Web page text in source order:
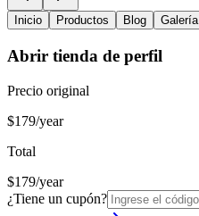
Inicio Productos Blog Galería
Abrir tienda de perfil
Precio original
$179/year
Total
$179/year
¿Tiene un cupón?